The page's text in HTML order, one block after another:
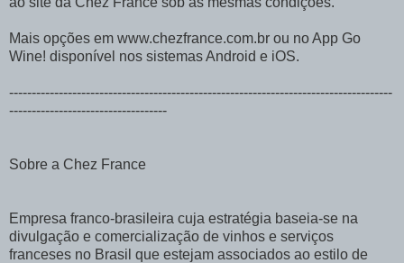
Mais opções em www.chezfrance.com.br ou no App Go
Wine! disponível nos sistemas Android e iOS.
-------------------------------------------------------------------------------------
-----------------------------------
Sobre a Chez France
Empresa franco-brasileira cuja estratégia baseia-se na
divulgação e comercialização de vinhos e serviços
franceses no Brasil que estejam associados ao estilo de